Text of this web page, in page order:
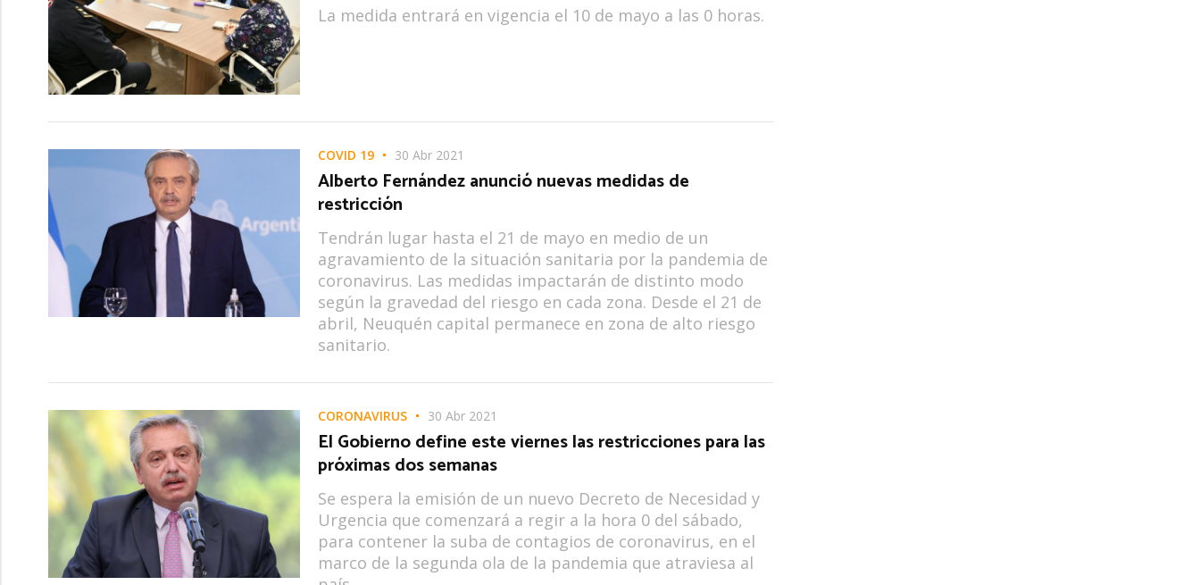
La medida entrará en vigencia el 10 de mayo a las 0 horas.
COVID 19 30 Abr 2021
Alberto Fernández anunció nuevas medidas de
restricción
Tendrán lugar hasta el 21 de mayo en medio de un
agravamiento de la situación sanitaria por la pandemia de
coronavirus. Las medidas impactarán de distinto modo
según la gravedad del riesgo en cada zona. Desde el 21 de
abril, Neuquén capital permanece en zona de alto riesgo
sanitario.
CORONAVIRUS 30 Abr 2021
El Gobierno define este viernes las restricciones para las
próximas dos semanas
Se espera la emisión de un nuevo Decreto de Necesidad y
Urgencia que comenzará a regir a la hora 0 del sábado,
para contener la suba de contagios de coronavirus, en el
marco de la segunda ola de la pandemia que atraviesa al